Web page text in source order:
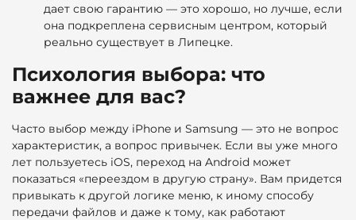
дает свою гарантию — это хорошо, но лучше, если
она подкреплена сервисным центром, который
реально существует в Липецке.
Психология выбора: что
важнее для вас?
Часто выбор между iPhone и Samsung — это не вопрос
характеристик, а вопрос привычек. Если вы уже много
лет пользуетесь iOS, переход на Android может
показаться «переездом в другую страну». Вам придется
привыкать к другой логике меню, к иному способу
передачи файлов и даже к тому, как работают